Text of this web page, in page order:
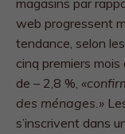
magasins par
web progressent
tendance, selon
cinq premiers mois
de – 2,8 %,
des ménages.»
s’inscrivent dans